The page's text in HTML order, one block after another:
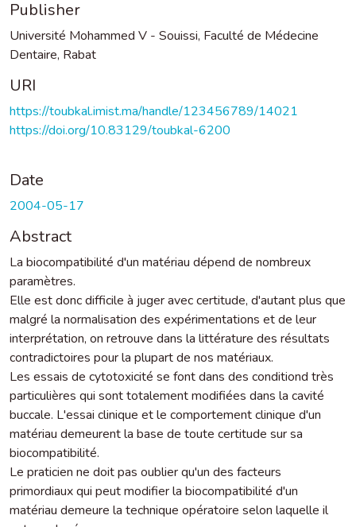
Publisher
Université Mohammed V - Souissi, Faculté de Médecine
Dentaire, Rabat
URI
https://toubkal.imist.ma/handle/123456789/14021
https://doi.org/10.83129/toubkal-6200
Date
2004-05-17
Abstract
La biocompatibilité d'un matériau dépend de nombreux
paramètres.
Elle est donc difficile à juger avec certitude, d'autant plus que
malgré la normalisation des expérimentations et de leur
interprétation, on retrouve dans la littérature des résultats
contradictoires pour la plupart de nos matériaux.
Les essais de cytotoxicité se font dans des conditiond très
particulières qui sont totalement modifiées dans la cavité
buccale. L'essai clinique et le comportement clinique d'un
matériau demeurent la base de toute certitude sur sa
biocompatibilité.
Le praticien ne doit pas oublier qu'un des facteurs
primordiaux qui peut modifier la biocompatibilité d'un
matériau demeure la technique opératoire selon laquelle il